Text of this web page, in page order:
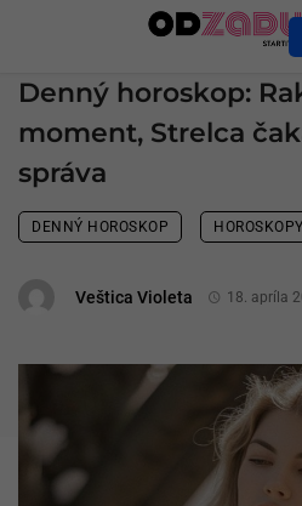
Denný horoskop:
moment, Strelca
správa
DENNÝ HOROSKOP HOROSKOPY
Veštica Violeta 18. apríla